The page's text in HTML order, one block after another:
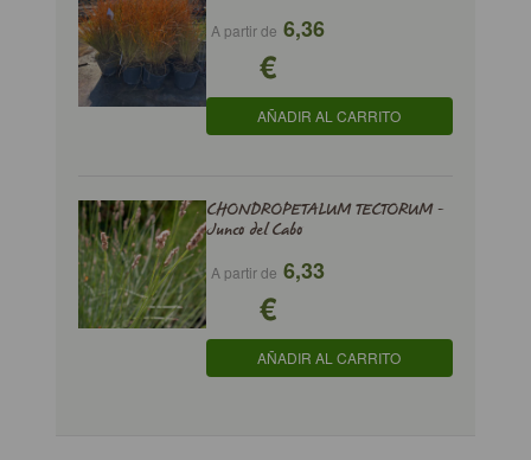
A partir de 6,36
€
AÑADIR AL CARRITO
CHONDROPETALUM TECTORUM -
Junco del Cabo
A partir de 6,33
€
AÑADIR AL CARRITO